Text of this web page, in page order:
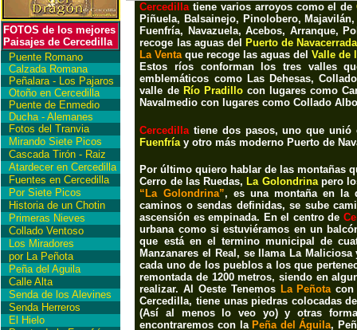
FOTOS de los mejores
Paisajes de Cercedilla
Puente Romano
Calzada Romana
Peñalara - Los Pajaros
Otoño en Cercedilla
Puente de Enmedio
Ducha - Alemanes
Fotos del Tranvia
Mirando Siete Picos
Cascada Tirón - Raiz
Atardecer en Cercedilla
Fuentes en Cercedilla
Por Siete Picos
Historia de un Chotin
Primeras Nieves
Collado Ventoso
Los Miradores
por La Peñota
Peña del Aguila
Calle Alta
Senda de los Alevines
Senda Herreros
El Hielo
Cercedillatiene varios arroyos como el de
Piñuela, Balsainejo, Pinolobero,
Fuenfría, Navazuela, Acebos, Arranque,
recoge las aguas del
Puerto de Navacerrada
La Ventaque recoge las aguas delValle de
Estos ríos conforman los tres valles
emblemáticos como Las Dehesas,
valle de Río Pradillocon lugares como
Navalmedio con lugares comoCollado
Cercedillatiene dos pasos, uno que unió
Fuenfríay otro más moderno Puerto de
Por último quiero hablar de las montañas
Cerro de las Ruedas, La Golondrinapero
“La Golondrina”, es una montaña en la
caminos o sendas definidas, se sube
ascensión es empinada. En el centro de
urbana como si estuviéramos en un
que está en el termino municipal de
Manzanares el Real, se llama La
cada uno de los pueblos a los que
remontada de 1200 metros, siendo en
realizar. Al Oeste Tenemos La Peñotacon
Cercedilla, tiene unas piedras colocadas
(Así al menos lo veo yo) y otras
encontraremos con la Peña del Águila,